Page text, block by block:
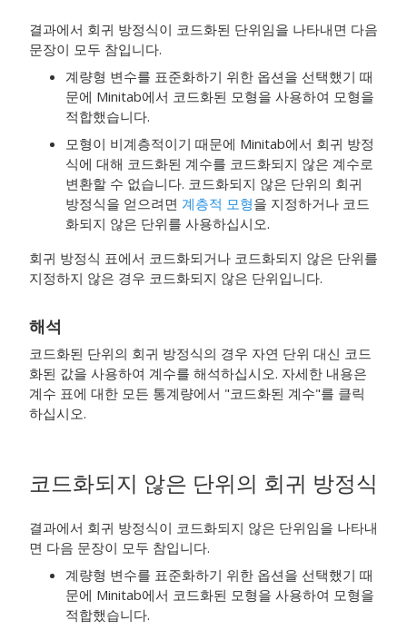
결과에서 회귀 방정식이 코드화된 단위임을 나타내면 다음
문장이 모두 참입니다.
계량형 변수를 표준화하기 위한 옵션을 선택했기 때
문에 Minitab에서 코드화된 모형을 사용하여 모형을
적합했습니다.
모형이 비계층적이기 때문에 Minitab에서 회귀 방정
식에 대해 코드화된 계수를 코드화되지 않은 계수로
변환할 수 없습니다. 코드화되지 않은 단위의 회귀
방정식을 얻으려면 계층적 모형을 지정하거나 코드
화되지 않은 단위를 사용하십시오.
회귀 방정식 표에서 코드화되거나 코드화되지 않은 단위를
지정하지 않은 경우 코드화되지 않은 단위입니다.
해석
코드화된 단위의 회귀 방정식의 경우 자연 단위 대신 코드
화된 값을 사용하여 계수를 해석하십시오. 자세한 내용은
계수 표에 대한 모든 통계량에서 "코드화된 계수"를 클릭
하십시오.
코드화되지 않은 단위의 회귀 방정식
결과에서 회귀 방정식이 코드화되지 않은 단위임을 나타내
면 다음 문장이 모두 참입니다.
계량형 변수를 표준화하기 위한 옵션을 선택했기 때
문에 Minitab에서 코드화된 모형을 사용하여 모형을
적합했습니다.